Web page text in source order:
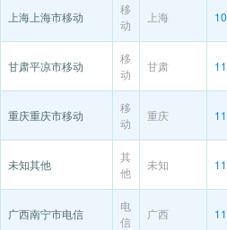
上海上海市移动
移
动
上海
甘肃平凉市移动
移
动
甘肃
重庆重庆市移动
移
动
重庆
未知其他
其
他
未知
广西南宁市电信
电
信
广西